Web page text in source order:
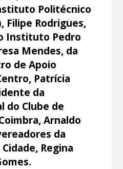
Politécnico
Filipe Rodrigues,
Instituto Pedro
Mendes, da
de Apoio
Patrícia
da
do Clube de
Arnaldo
da
Regina